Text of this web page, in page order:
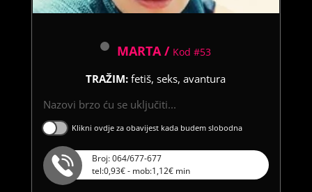
MARTA / Kod #53
TRAŽIM:fetiš, seks, avantura
Nazovi brzo ću se uključiti...
Klikni ovdje za obavijest kada budem slobodna
Broj: 064/677-677
tel:0,93€ - mob:1,12€ min